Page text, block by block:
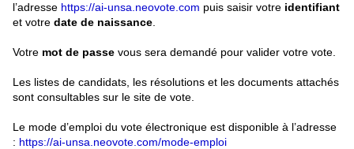
l’adresse https://ai-unsa.neovote.com puis saisir votre identifiant
et votre date de naissance
Votre mot de passe vous sera demandé pour valider votre vote.
Les listes de candidats, les résolutions et les documents attachés
sont consultables sur le site de vote.
Le mode d’emploi du vote électronique est disponible à l’adresse
: https://ai-unsa.neovote.com/mode-emploi